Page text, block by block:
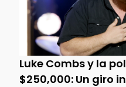
Luke Combs y la
$250,000: Un giro